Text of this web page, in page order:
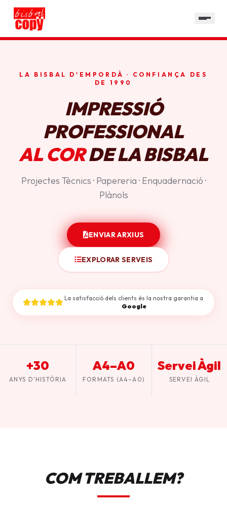
HORARI
LA BISBAL D'EMPORDÀ · CONFIANÇA DES
DE 1990
IMPRESSIÓ
PROFESSIONAL
AL CORDE LA BISBAL
Projectes Tècnics · Papereria · Enquadernació ·
Plànols
ENVIAR ARXIUS
EXPLORAR SERVEIS
La satisfacció dels clients és la nostra garantia a
Google
+30
ANYS D'HISTÒRIA
A4–A0
FORMATS (A4–A0)
Servei Àgil
SERVEI ÀGIL
COM TREBALLEM?